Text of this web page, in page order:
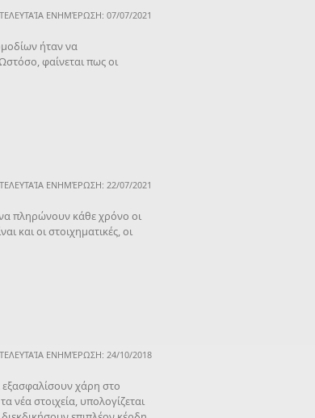
ΤΕΛΕΥΤΑΊΑ ΕΝΗΜΈΡΩΣΗ: 07/07/2021
ήταν να
φαίνεται πως οι
ΤΕΛΕΥΤΑΊΑ ΕΝΗΜΈΡΩΣΗ: 22/07/2021
πληρώνουν κάθε χρόνο οι
και οι στοιχηματικές, οι
ΤΕΛΕΥΤΑΊΑ ΕΝΗΜΈΡΩΣΗ: 24/10/2018
χάρη στο
νέα στοιχεία, υπολογίζεται